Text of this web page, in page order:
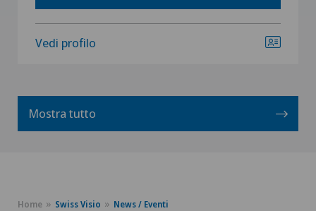
Vedi profilo
Mostra tutto
Home Swiss Visio
News / Eventi